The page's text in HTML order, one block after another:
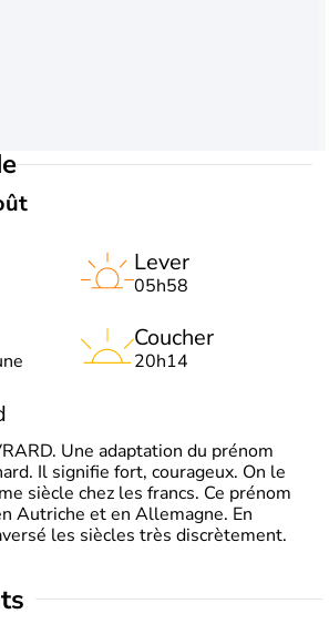
Lever
05h58
Coucher
20h14
Une adaptation du prénom
Il signifie fort, courageux. On le
siècle chez les francs. Ce prénom
Autriche et en Allemagne. En
les siècles très discrètement.